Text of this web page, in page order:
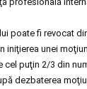
poate fi revocat
iniţierea unei
cel puţin 2/3 din
dezbaterea